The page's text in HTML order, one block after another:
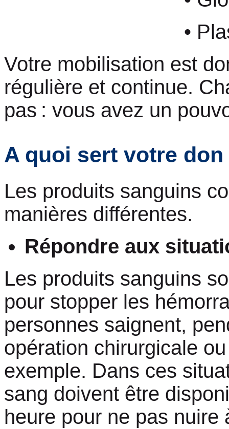
• Plasma :
Votre mobilisation est
régulière et continue.
pas : vous avez un
A quoi sert votre don
Les produits sanguins
manières différentes.
Répondre aux
Les produits sanguins
pour stopper les
personnes saignent,
opération chirurgicale
exemple. Dans ces
sang doivent être
heure pour ne pas nuire